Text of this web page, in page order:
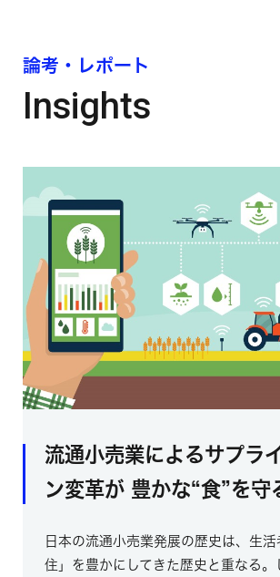
論考・レポート
Insights
流通小売業によるサプラ
ン変革が 豊かな“食”を守
日本の流通小売業発展の歴史は、生活
住」を豊かにしてきた歴史と重なる。